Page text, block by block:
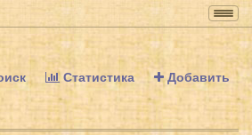
Статистика Добавить